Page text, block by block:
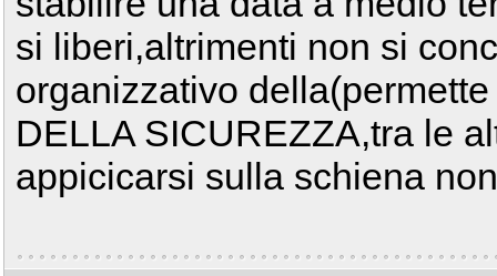
si liberi,altrimenti non si
organizzativo
DELLA SICUREZZA,tra le
appicicarsi sulla schiena